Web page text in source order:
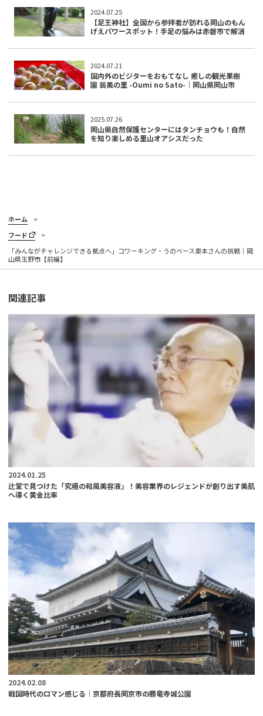
2024.07.25
【足王神社】全国から参拝者が訪れる岡山のもん
げえパワースポット！手足の悩みは赤磐市で解消
2024.07.21
国内外のビジターをおもてなし 癒しの観光果樹
園 翁美の里 -Oumi no Sato-｜岡山県岡山市
2025.07.26
岡山県自然保護センターにはタンチョウも！自然
を知り楽しめる里山オアシスだった
ホーム
フード
「みんながチャレンジできる拠点へ」コワーキング・うのベース東本さんの挑戦｜岡
山県玉野市【前編】
関連記事
2024.01.25
辻堂で見つけた「究極の和風美容液」！美容業界のレジェンドが創り出す美肌
へ導く黄金比率
2024.02.08
戦国時代のロマン感じる｜京都府長岡京市の勝竜寺城公園